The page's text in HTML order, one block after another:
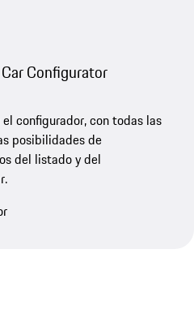
Configurator
configurador, con todas las
posibilidades de
del listado y del